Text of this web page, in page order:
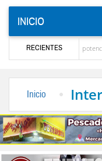
INICIO
RECIENTES
transformador de potencia en
Inicio